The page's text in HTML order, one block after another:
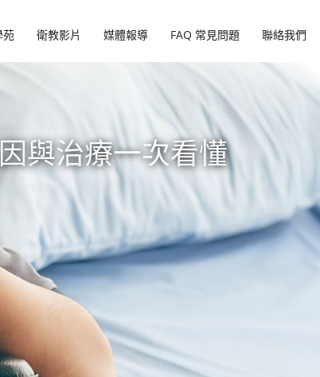
苑 衛教影片 媒體報導 FAQ 常見問題 聯絡我們
與治療一次看懂